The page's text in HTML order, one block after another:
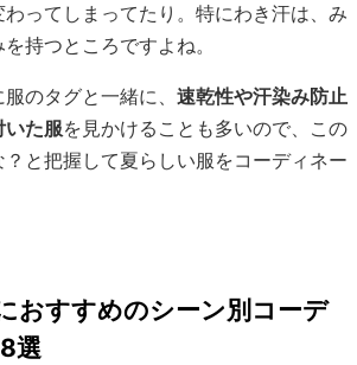
ってしまってたり。特にわき汗は、み
持つところですよね。
のタグと一緒に、 速乾性や汗染み防止
いた服を見かけることも多いので、この
と把握して夏らしい服をコーディネー
おすすめのシーン別コーデ
選